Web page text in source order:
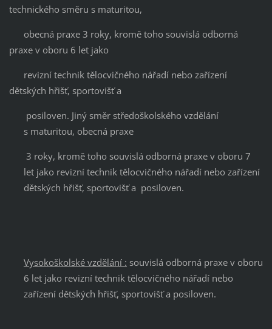
technického směru s maturitou,
obecná praxe 3 roky, kromě toho souvislá odborná
praxe v oboru 6 let jako
revizní technik tělocvičného nářadí nebo zařízení
dětských hřišť, sportovišť a
posiloven. Jiný směr středoškolského vzdělání
s maturitou, obecná praxe
3 roky, kromě toho souvislá odborná praxe v oboru 7
let jako revizní technik tělocvičného nářadí nebo zařízení
dětských hřišť, sportovišť a posiloven.
Vysokoškolské vzdělání : souvislá odborná praxe v oboru
6 let jako revizní technik tělocvičného nářadí nebo
zařízení dětských hřišť, sportovišť a posiloven.